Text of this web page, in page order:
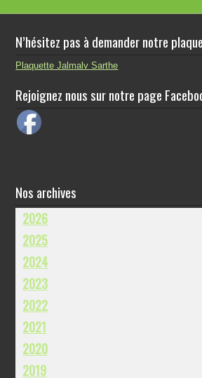
N’hésitez pas à demander notre
Plaquette Jalmalv Sarthe
Rejoignez nous sur notre page
Nos archives
2026
2025
2024
2023
2022
2021
2020
2019